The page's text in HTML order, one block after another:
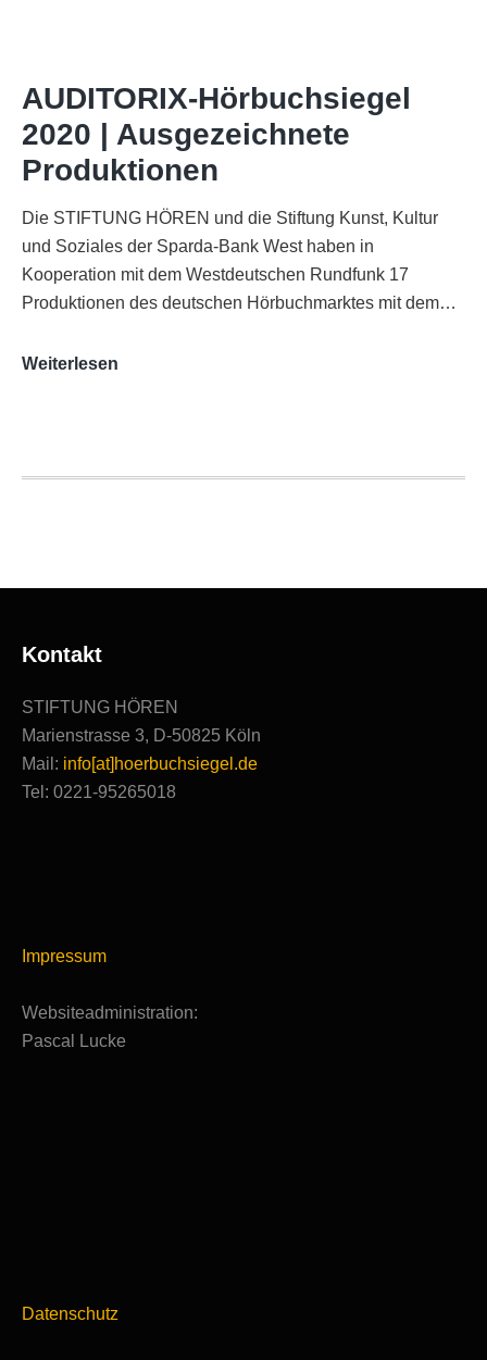
Funkhaus
Köln
AUDITORIX-Hörbuchsiegel
2020 | Ausgezeichnete
Produktionen
Die STIFTUNG HÖREN und die Stiftung Kunst, Kultur
und Soziales der Sparda-Bank West haben in
Kooperation mit dem Westdeutschen Rundfunk 17
Produktionen des deutschen Hörbuchmarktes mit dem…
Weiterlesen
Ausgezeichnete
Kontakt
STIFTUNG HÖREN
Marienstrasse 3, D-50825 Köln
Mail: info[at]hoerbuchsiegel.de
Tel: 0221-95265018
Impressum
Websiteadministration:
Pascal Lucke
Datenschutz